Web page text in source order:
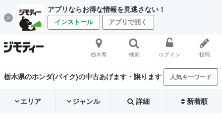
アプリならお得な情報を見逃さない！
インストール アプリで開く
栃木県 検索 ログイン 投稿
栃木県のホンダ(バイク)の中古あげます・譲ります 人気キーワード
エリア ジャンル 詳細 新着順